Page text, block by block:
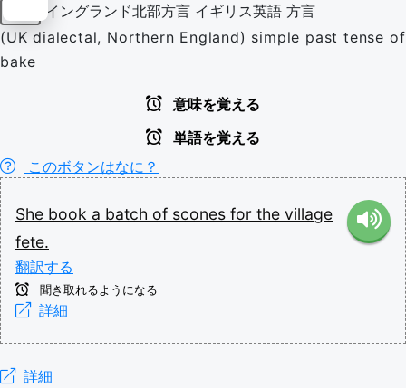
イングランド北部方言 イギリス英語 方言
(UK dialectal, Northern England) simple past tense of
bake
意味を覚える
単語を覚える
このボタンはなに？
She book a batch of scones for the village
fete.
翻訳する
聞き取れるようになる
詳細
詳細